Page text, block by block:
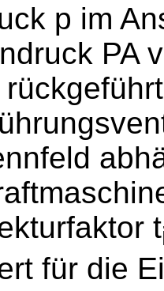
p im
PA
t
für die